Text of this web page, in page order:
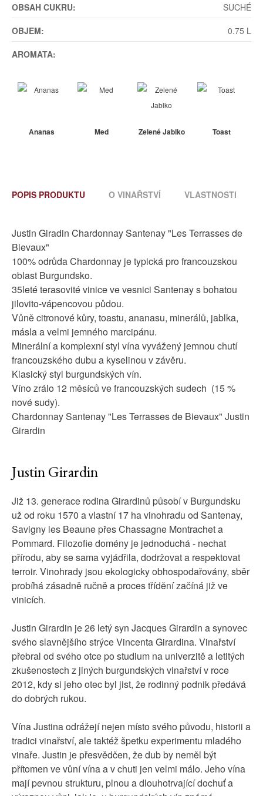
OBSAH CUKRU:
SUCHÉ
OBJEM:
0.75 L
AROMATA:
Ananas Med Zelené Jablko Toast
POPIS PRODUKTU O VINAŘSTVÍ VLASTNOSTI
Justin Giradin Chardonnay Santenay "Les Terrasses de
Bievaux"
100% odrůda Chardonnay je typická pro francouzskou
oblast Burgundsko.
35leté terasovité vinice ve vesnici Santenay s bohatou
jilovito-vápencovou půdou.
Vůně citronové kůry, toastu, ananasu, minerálů, jablka,
másla a velmi jemného marcipánu.
Minerální a komplexní styl vína vyvážený jemnou chutí
francouzského dubu a kyselinou v závěru.
Klasický styl burgundských vín.
Víno zrálo 12 měsíců ve francouzských sudech (15 %
nové sudy).
Chardonnay Santenay "Les Terrasses de Bievaux" Justin
Girardin
Justin Girardin
Již 13. generace rodina Girardinů působí v Burgundsku
už od roku 1570 a vlastní 17 ha vinohradu od Santenay,
Savigny les Beaune přes Chassagne Montrachet a
Pommard. Filozofie domény je jednoduchá - nechat
přírodu, aby se sama vyjádřila, dodržovat a respektovat
terroir. Vinohrady jsou ekologicky obhospodařovány, sběr
probíhá zásadně ručně a proces třídění začíná již ve
vinicích.
Justin Girardin je 26 letý syn Jacques Girardin a synovec
svého slavnějšího strýce Vincenta Girardina. Vinařství
přebral od svého otce po studium na univerzitě a letitých
zkušenostech z jiných burgundských vinařství v roce
2012, kdy si jeho otec byl jist, že rodinný podnik předává
do dobrých rukou.
Vína Justina odrážejí nejen místo svého původu, historii a
tradici vinařství, ale taktéž špetku experimentu mladého
vinaře. Justin je přesvědčen, že dub by neměl být
přítomen ve vůní vína a v chuti jen velmi málo. Jeho vína
mají pevnou strukturu, plnou a dlouhotrvající dochuť a